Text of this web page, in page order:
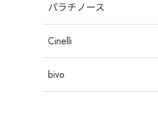
パラチノース
Cinelli
bivo